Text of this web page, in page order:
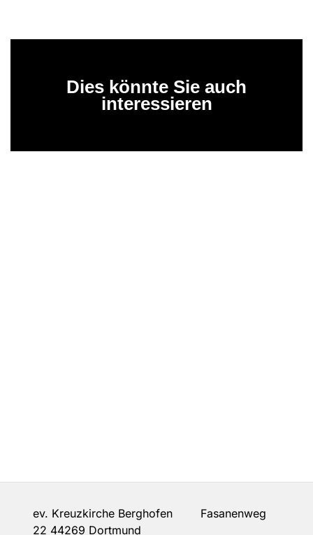
Dies könnte Sie auch
interessieren
ev. Kreuzkirche Berghofen Fasanenweg
22 44269 Dortmund